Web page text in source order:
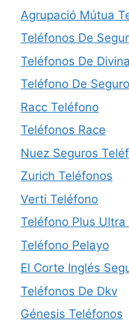
Agrupació Mútua
Teléfonos De
Teléfonos De
Teléfono De
Racc Teléfono
Teléfonos Race
Nuez Seguros
Zurich Teléfonos
Verti Teléfono
Teléfono Plus Ultra
Teléfono Pelayo
El Corte Inglés
Teléfonos De Dkv
Génesis Teléfonos